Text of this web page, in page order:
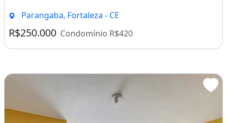
Parangaba, Fortaleza - CE
R$250.000 Condomínio R$420